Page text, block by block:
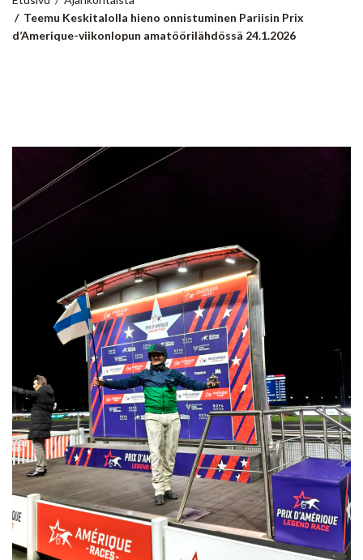
Teemu Keskitalolla hieno onnistuminen Pariisin Prix
d’Amerique-viikonlopun amatöörilähdössä 24.1.2026